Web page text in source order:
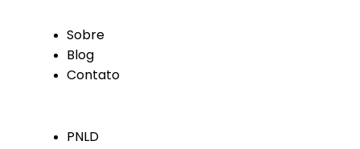
Sobre
Blog
Contato
PNLD